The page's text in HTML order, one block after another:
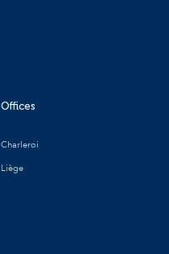
Offices
Charleroi
Liège